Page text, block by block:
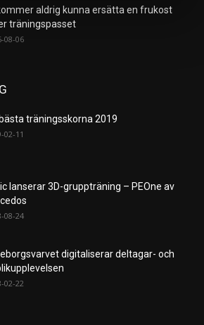
aldrig kunna ersätta en frukost
träningspasset
08-06
träningsskorna 2019
02-11
lanserar 3D-gruppträning – PEOne av
08-24
digitaliserar deltagar- och
02-22